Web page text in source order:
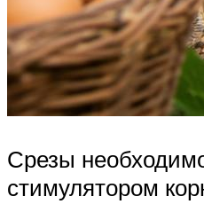
Срезы
стимулятором